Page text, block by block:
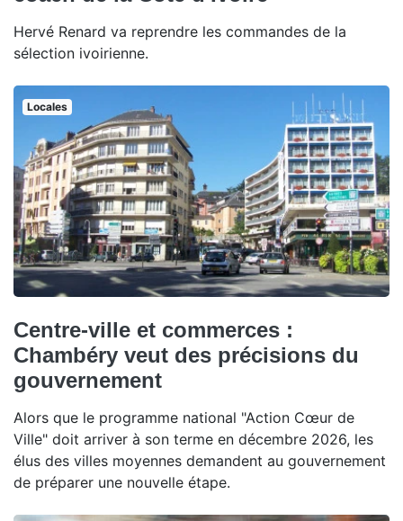
Hervé Renard va reprendre les commandes de la
sélection ivoirienne.
Locales
Centre-ville et commerces :
Chambéry veut des précisions du
gouvernement
Alors que le programme national "Action Cœur de
Ville" doit arriver à son terme en décembre 2026, les
élus des villes moyennes demandent au gouvernement
de préparer une nouvelle étape.